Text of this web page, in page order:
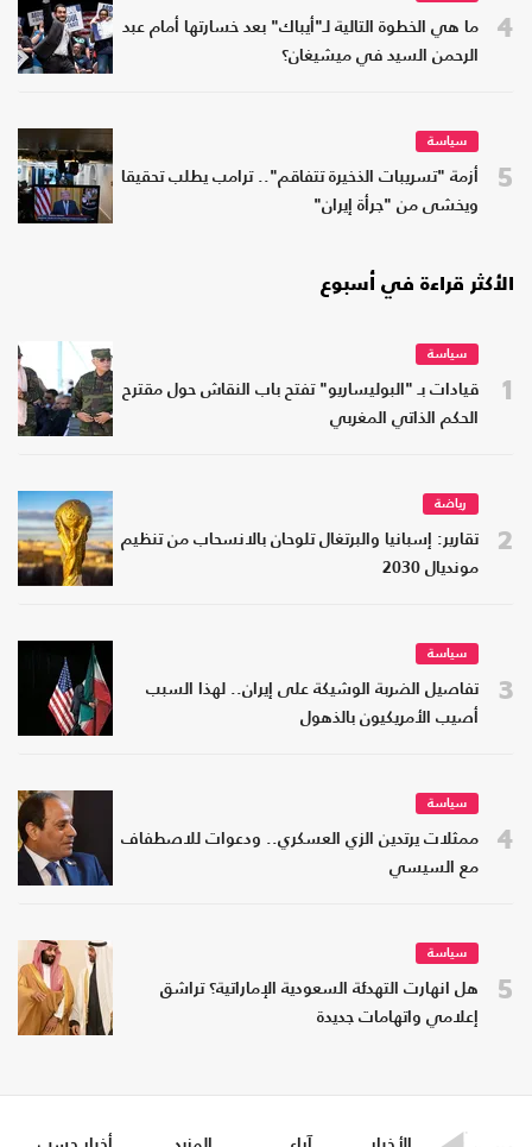
4
ما هي الخطوة التالية لـ"أيباك" بعد خسارتها أمام عبد
الرحمن السيد في ميشيغان؟
5
سياسة
أزمة "تسريبات الذخيرة تتفاقم".. ترامب يطلب تحقيقا
ويخشى من "جرأة إيران"
الأكثر قراءة في أسبوع
1
سياسة
قيادات بـ "البوليساريو" تفتح باب النقاش حول مقترح
الحكم الذاتي المغربي
2
رياضة
تقارير: إسبانيا والبرتغال تلوحان بالانسحاب من تنظيم
مونديال 2030
3
سياسة
تفاصيل الضربة الوشيكة على إيران.. لهذا السبب
أصيب الأمريكيون بالذهول
4
سياسة
ممثلات يرتدين الزي العسكري.. ودعوات للاصطفاف
مع السيسي
5
سياسة
هل انهارت التهدئة السعودية الإماراتية؟ تراشق
إعلامي واتهامات جديدة